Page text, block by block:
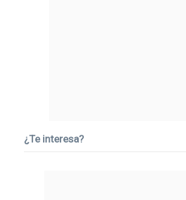
¿Te interesa?